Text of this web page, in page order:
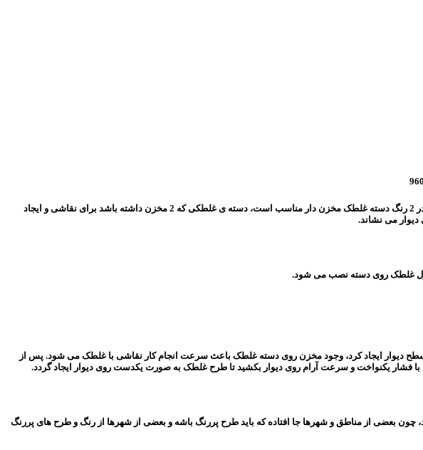
های طرح دار تنوع بسیاری دارند و روی دسته های فوم دار و مخزن دار نصب می شوند، به منظور ایجاد خلاقیت و رنگ آمیزی متنوع در 2 رنگ دسته غلطک مخزن دار مناسب است، دسته ی غلطکی که 2 مخزن داشته باشد برای نقاشی و ایجاد
طرح دار مناسب است و پس از نصب رول روی آن و ریختن 2 رنگ متنوع می توان طرح 2 رنگ را روی سطح دیوار ایجاد کرد، وجود مخزن روی دسته غلطک باعث سرعت انجام کار نقاشی با غلطک می شود. پس از
یکنواخت و سرعت آرام روی دیوار بکشید تا طرح غلطک به صورت یکدست روی دیوار ایجاد گردد.
چون بعضی از مناطق و شهرها جا افتاده که باید طرح پررنگ باشه و بعضی از شهرها از رنگ و طرح های پررنگ